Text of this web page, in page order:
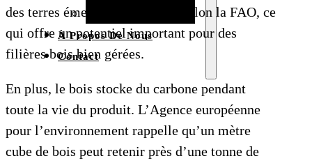
À Propos De Nous
Contact
des terres émergées mondiales selon la FAO, ce
qui offre un potentiel important pour des
filières bois bien gérées.
En plus, le bois stocke du carbone pendant
toute la vie du produit. L’Agence européenne
pour l’environnement rappelle qu’un mètre
cube de bois peut retenir près d’une tonne de